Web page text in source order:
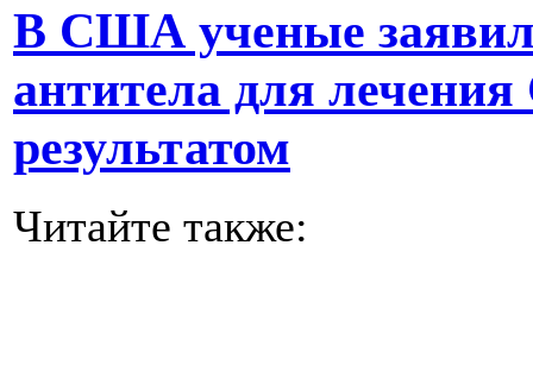
В США ученые
антитела для
результатом
Читайте также: